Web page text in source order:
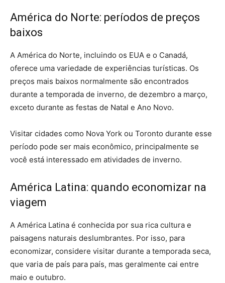
América do Norte: períodos de preços
baixos
A América do Norte, incluindo os EUA e o Canadá,
oferece uma variedade de experiências turísticas. Os
preços mais baixos normalmente são encontrados
durante a temporada de inverno, de dezembro a março,
exceto durante as festas de Natal e Ano Novo.
Visitar cidades como Nova York ou Toronto durante esse
período pode ser mais econômico, principalmente se
você está interessado em atividades de inverno.
América Latina: quando economizar na
viagem
A América Latina é conhecida por sua rica cultura e
paisagens naturais deslumbrantes. Por isso, para
economizar, considere visitar durante a temporada seca,
que varia de país para país, mas geralmente cai entre
maio e outubro.